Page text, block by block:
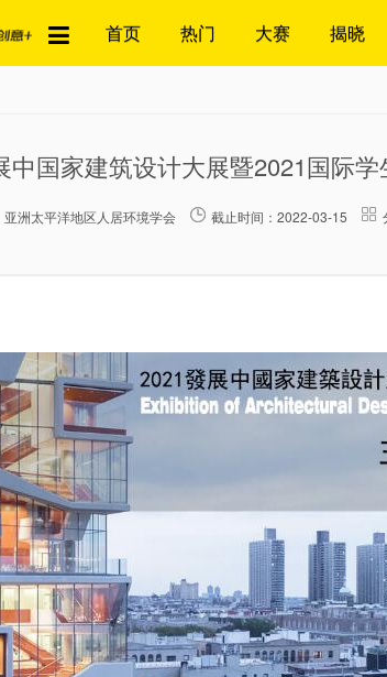
首页 热门 大赛 揭晓
中国家建筑设计大展暨2021国际
亚洲太平洋地区人居环境学会 截止时间：2022-03-15